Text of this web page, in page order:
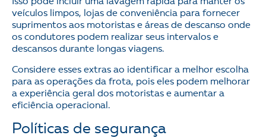
veículos limpos, lojas de conveniência para fornecer
suprimentos aos motoristas e áreas de descanso onde
os condutores podem realizar seus intervalos e
descansos durante longas viagens.
Considere esses extras ao identificar a melhor escolha
para as operações da frota, pois eles podem melhorar
a experiência geral dos motoristas e aumentar a
eficiência operacional.
Políticas de segurança